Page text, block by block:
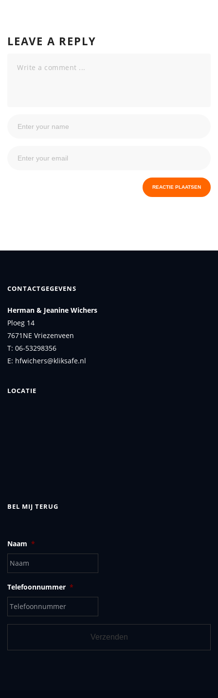
LEAVE A REPLY
CONTACTGEGEVENS
Herman & Jeanine Wichers
Ploeg 14
7671NE Vriezenveen
T: 06-53298356
E: hfwichers@kliksafe.nl
LOCATIE
BEL MIJ TERUG
Naam *
Telefoonnummer *